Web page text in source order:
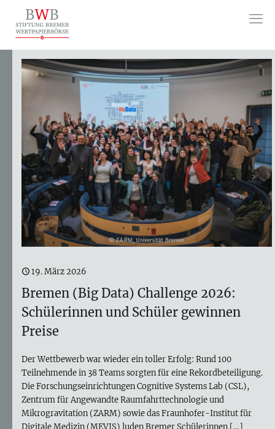
19. März 2026
Bremen (Big Data) Challenge 2026:
Schülerinnen und Schüler gewinnen
Preise
Der Wettbewerb war wieder ein toller Erfolg: Rund 100
Teilnehmende in 38 Teams sorgten für eine Rekordbeteiligung.
Die Forschungseinrichtungen Cognitive Systems Lab (CSL),
Zentrum für Angewandte Raumfahrttechnologie und
Mikrogravitation (ZARM) sowie das Fraunhofer-Institut für
Digitale Medizin (MEVIS) luden Bremer Schülerinnen […]